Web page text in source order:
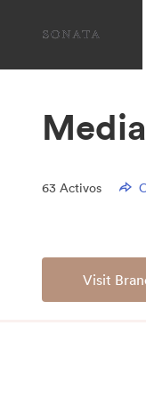
63 Activos
Visit